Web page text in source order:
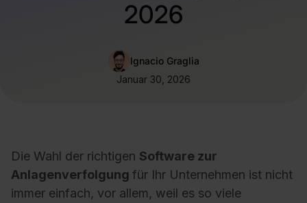
2026
Ignacio Graglia
Januar 30, 2026
Die Wahl der richtigen Software zur
Anlagenverfolgung für Ihr Unternehmen ist nicht
immer einfach, vor allem, weil es so viele